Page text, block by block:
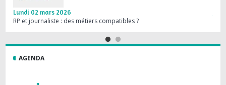
Lundi 02 mars 2026
RP et journaliste : des métiers compatibles ?
AGENDA